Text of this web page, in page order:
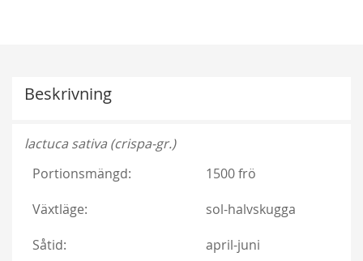
Från159,00 kr
Beskrivning
lactuca sativa (crispa-gr.)
Portionsmängd:
1500 frö
Växtläge:
sol-halvskugga
Såtid:
april-juni